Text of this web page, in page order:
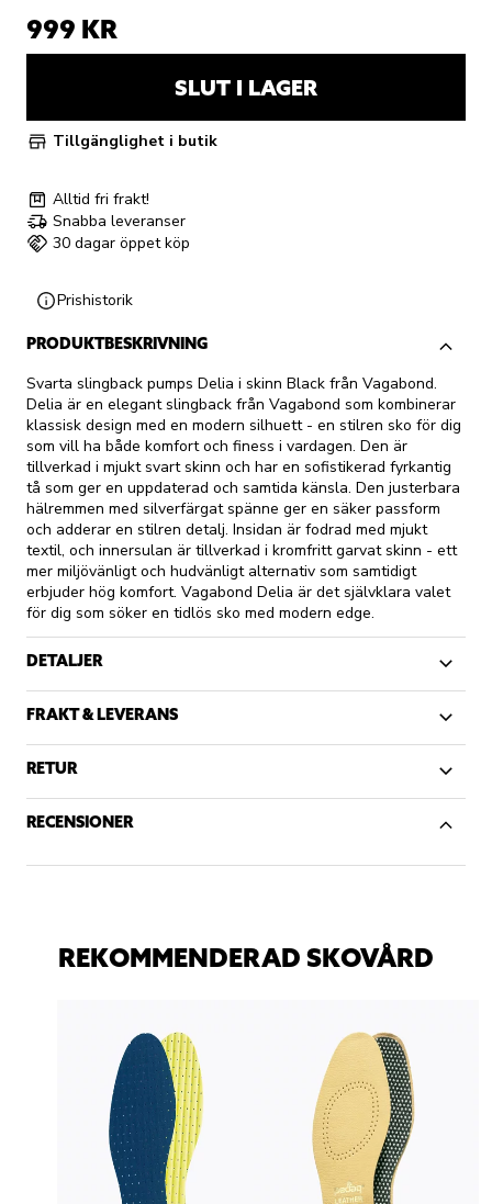
999 KR
SLUT I LAGER
Tillgänglighet i butik
Alltid fri frakt!
Snabba leveranser
30 dagar öppet köp
Prishistorik
PRODUKTBESKRIVNING
Svarta slingback pumps Delia i skinn Black från Vagabond.
Delia är en elegant slingback från Vagabond som kombinerar
klassisk design med en modern silhuett - en stilren sko för dig
som vill ha både komfort och finess i vardagen. Den är
tillverkad i mjukt svart skinn och har en sofistikerad fyrkantig
tå som ger en uppdaterad och samtida känsla. Den justerbara
hälremmen med silverfärgat spänne ger en säker passform
och adderar en stilren detalj. Insidan är fodrad med mjukt
textil, och innersulan är tillverkad i kromfritt garvat skinn - ett
mer miljövänligt och hudvänligt alternativ som samtidigt
erbjuder hög komfort. Vagabond Delia är det självklara valet
för dig som söker en tidlös sko med modern edge.
DETALJER
FRAKT & LEVERANS
RETUR
RECENSIONER
REKOMMENDERAD SKOVÅRD